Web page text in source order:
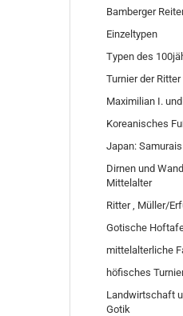
Bamberger
Einzeltypen
Typen des
Turnier der
Maximilian I.
Koreanisches
Japan:
Dirnen und
Mittelalter
Ritter , Müller/
Gotische
mittelalterliche
höfisches
Landwirtschaft
Gotik